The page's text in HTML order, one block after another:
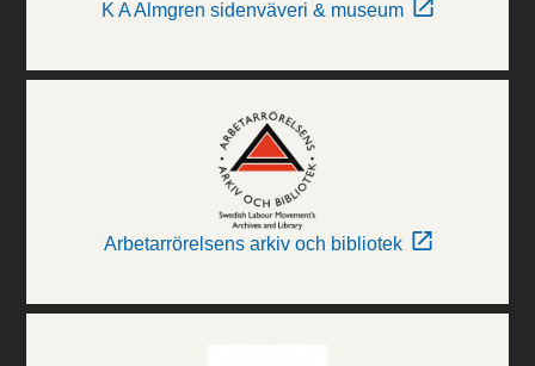
K A Almgren sidenväveri & museum
Arbetarrörelsens arkiv och bibliotek